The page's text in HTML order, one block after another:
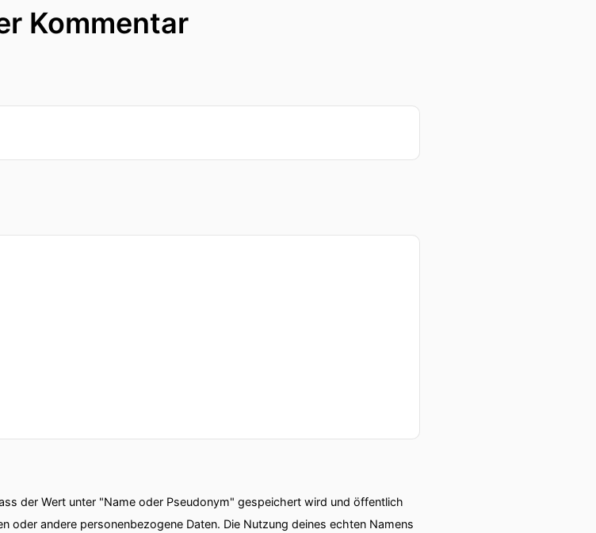
Kommentar
der Wert unter "Name oder Pseudonym" gespeichert wird und öffentlich
oder andere personenbezogene Daten. Die Nutzung deines echten Namens